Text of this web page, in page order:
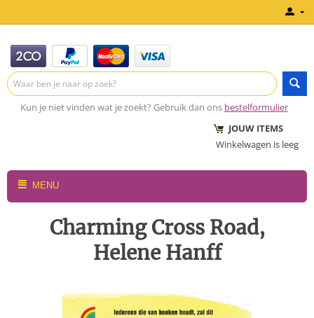
Kun je niet vinden wat je zoekt? Gebruik dan ons bestelformulier
JOUW ITEMS
Winkelwagen is leeg
MENU
Charming Cross Road,
Helene Hanff